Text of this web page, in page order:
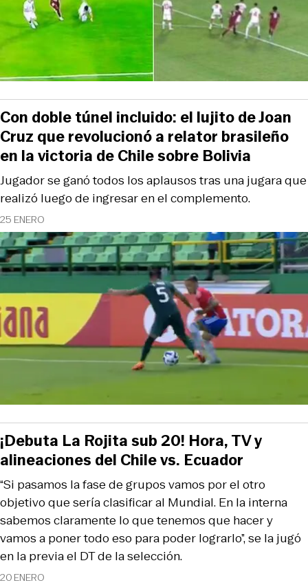
25 ENERO
Jugador se ganó todos los aplausos tras una jugara que
realizó luego de ingresar en el complemento.
Con doble túnel incluido: el lujito de Joan
Cruz que revolucionó a relator brasileño
en la victoria de Chile sobre Bolivia
20 ENERO
“Si pasamos la fase de grupos vamos por el otro
objetivo que sería clasificar al Mundial. En la interna
sabemos claramente lo que tenemos que hacer y
vamos a poner todo eso para poder lograrlo”, se la jugó
en la previa el DT de la selección.
¡Debuta La Rojita sub 20! Hora, TV y
alineaciones del Chile vs. Ecuador